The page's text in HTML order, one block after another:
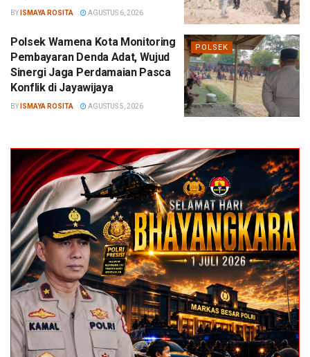
BY ISMAYA ROSITA AGUSTUS 6, 2026
POLSEK
Polsek Wamena Kota Monitoring
Pembayaran Denda Adat, Wujud
Sinergi Jaga Perdamaian Pasca
Konflik di Jayawijaya
BY ISMAYA ROSITA AGUSTUS 5, 2026